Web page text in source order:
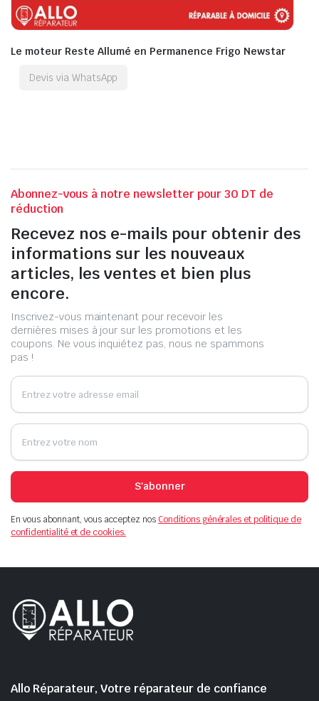
Le moteur Reste Allumé en Permanence Frigo Newstar
Devis via WhatsApp
Abonnez-vous à notre newsletter pour 30 DT de
réduction
Recevez nos e-mails pour obtenir des
informations sur les nouveaux
articles, les ventes et bien plus
encore.
Inscrivez-vous maintenant pour recevoir les
dernières mises à jour sur les promotions et les
coupons. Ne vous inquiétez pas, nous ne spammons
pas !
S'abonner
En vous abonnant, vous acceptez nosConditions générales et politique de
confidentialité et de cookies.
Allo Réparateur, Votre réparateur de confiance